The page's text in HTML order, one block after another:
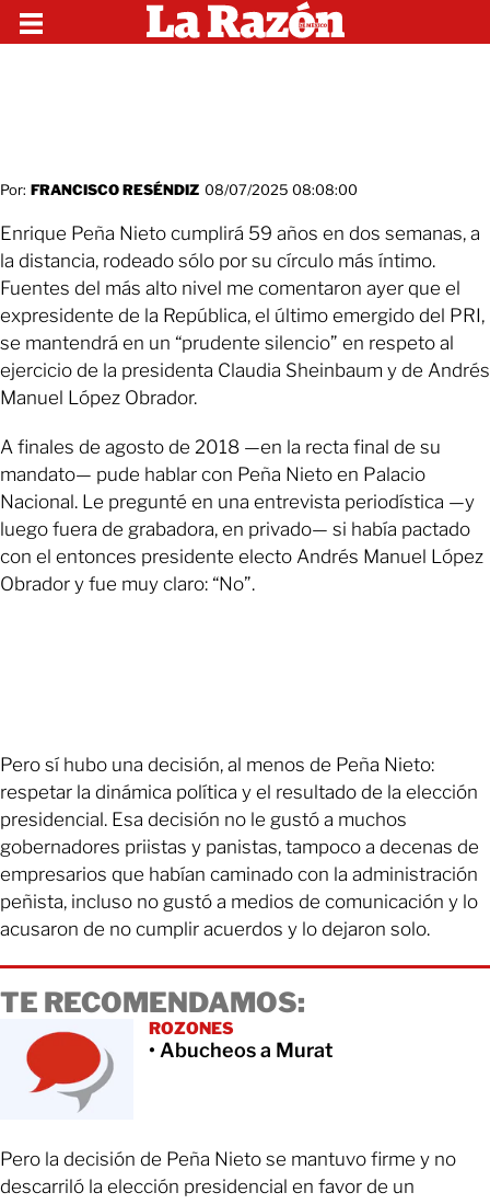
Por: FRANCISCO RESÉNDIZ 08/07/2025 08:08:00
Enrique Peña Nieto cumplirá 59 años en dos semanas, a
la distancia, rodeado sólo por su círculo más íntimo.
Fuentes del más alto nivel me comentaron ayer que el
expresidente de la República, el último emergido del PRI,
se mantendrá en un “prudente silencio” en respeto al
ejercicio de la presidenta Claudia Sheinbaum y de Andrés
Manuel López Obrador.
A finales de agosto de 2018 —en la recta final de su
mandato— pude hablar con Peña Nieto en Palacio
Nacional. Le pregunté en una entrevista periodística —y
luego fuera de grabadora, en privado— si había pactado
con el entonces presidente electo Andrés Manuel López
Obrador y fue muy claro: “No”.
Pero sí hubo una decisión, al menos de Peña Nieto:
respetar la dinámica política y el resultado de la elección
presidencial. Esa decisión no le gustó a muchos
gobernadores priistas y panistas, tampoco a decenas de
empresarios que habían caminado con la administración
peñista, incluso no gustó a medios de comunicación y lo
acusaron de no cumplir acuerdos y lo dejaron solo.
TE RECOMENDAMOS:
ROZONES
• Abucheos a Murat
Pero la decisión de Peña Nieto se mantuvo firme y no
descarriló la elección presidencial en favor de un